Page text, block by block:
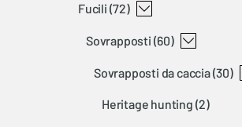
fucili (72)
sovrapposti (60)
sovrapposti da caccia(30)
heritage hunting (2)